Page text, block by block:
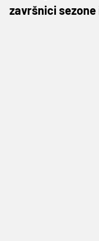
završnici